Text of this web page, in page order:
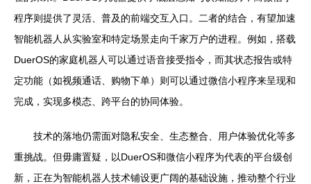
程序则提供了灵活、普及的前端交互入口。二者的结合，有望加速
智能机器人从实验室和特定场景走向千家万户的进程。例如，搭载
DuerOS的家庭机器人可以通过语音接受指令，而其状态报告或特
定功能（如视频通话、购物下单）则可以通过微信小程序来呈现和
完成，实现多模态、跨平台的协同体验。
技术的落地仍需面对隐私安全、生态整合、用户体验优化等多
重挑战。但毋庸置疑，以DuerOS和微信小程序为代表的平台级创
新，正在为智能机器人技术铺设更广阔的基础设施，推动整个行业